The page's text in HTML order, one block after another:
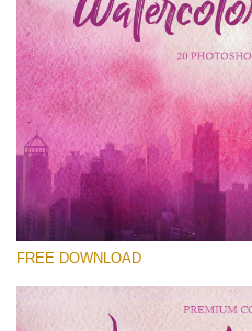
Please
Small 800*533px
FREE DOWNLOAD